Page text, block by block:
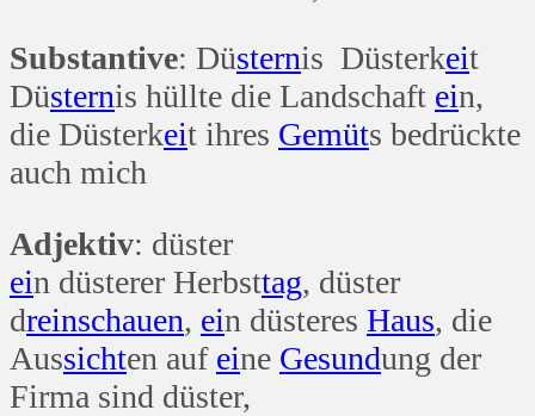
Substantive: Düsternis Düsterkeit
Düsternis hüllte die Landschaft ein,
die Düsterkeit ihres Gemüts bedrückte
auch mich
Adjektiv: düster
ein düsterer Herbsttag, düster
dreinschauen, ein düsteres Haus, die
Aussichten auf eine Gesundung der
Firma sind düster,